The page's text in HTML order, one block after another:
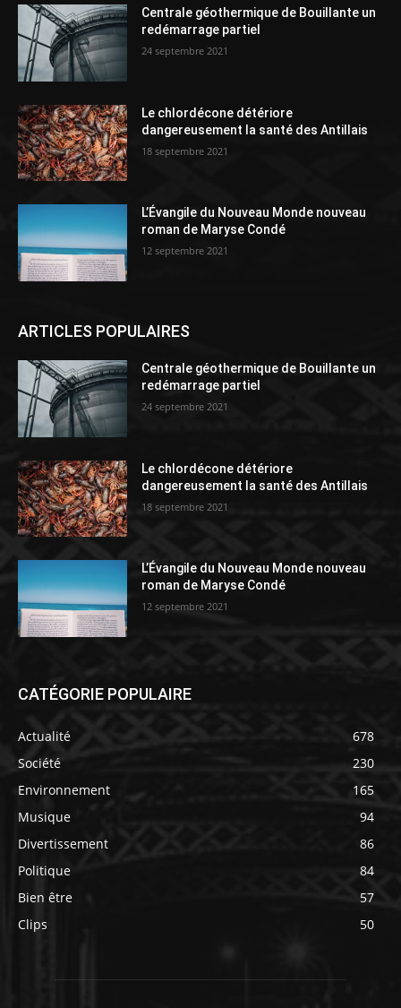
Centrale géothermique de Bouillante un
redémarrage partiel
24 septembre 2021
Le chlordécone détériore
dangereusement la santé des Antillais
18 septembre 2021
L’Évangile du Nouveau Monde nouveau
roman de Maryse Condé
12 septembre 2021
ARTICLES POPULAIRES
Centrale géothermique de Bouillante un
redémarrage partiel
24 septembre 2021
Le chlordécone détériore
dangereusement la santé des Antillais
18 septembre 2021
L’Évangile du Nouveau Monde nouveau
roman de Maryse Condé
12 septembre 2021
CATÉGORIE POPULAIRE
Actualité
678
Société
230
Environnement
165
Musique
94
Divertissement
86
Politique
84
Bien être
57
Clips
50